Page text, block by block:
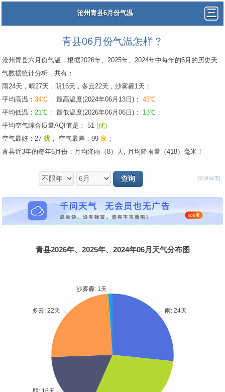
沧州青县6月份气温
青县06月份气温怎样？
沧州青县六月份气温，根据2026年、2025年、2024年中每年的6月的历史天
气数据统计分析，共有：
雨24天，晴27天，阴16天，多云22天，沙雾霾1天；
平均高温： 34℃， 最高温度(2024年06月13日)： 43℃，
平均低温： 21℃； 最低温度(2026年06月06日)： 13℃；
平均空气综合质量AQI值是： 51 (优)
空气最好：27 优 ， 空气最差：99 良 ；
青县近3年的每年6月份：月均降雨（8）天, 月均降雨量（418）毫米！
[切换城市]
青县2026年、2025年、2024年06月天气分布图